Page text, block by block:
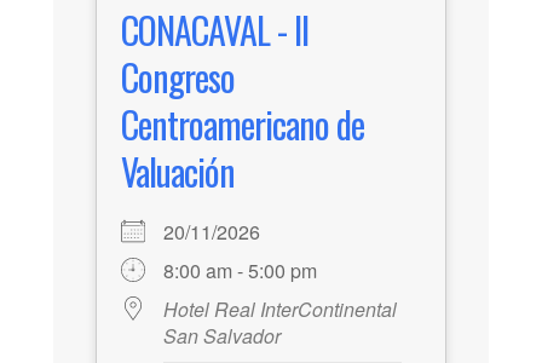
CONACAVAL - II
Congreso
Centroamericano de
Valuación
20/11/2026
8:00 am - 5:00 pm
Hotel Real InterContinental
San Salvador